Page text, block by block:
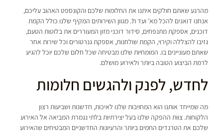
מהרגע שאתם חולקים איתנו את החלומות שלכם והקונספט האהוב עליכם,
אנחנו דואגים להכל מא' ועד ת'. מגוון השירותים המקיף שלנו כולל הקמת
דוכנים, אספקת מתנפחים, סידור דוכני מזון המעוררים את בלוטות הטעם,
גזיבו להצללה וקירוי, הקמת שולחנות, אספקת גנרטורים וכל שירות אחר
שאתם מעוניינים בו. המומחיות שלנו מבטיחה שכל חלום שלכם יוכל להגיע
לרמת הביצוע הטובה ביותר ולאירוע מושלם.
לחדש, לפנק ולהגשים חלומות
מה שמייחד אותנו הוא המחויבות שלנו לאיכות, חדשנות ושביעות רצון
הלקוחות. צוות ההפקה שלנו בעל יצירתיות בלתי נגמרת המביאה אל האירוע
שלכם את הטרנדים החמים ביותר והרעיונות החדשניים המבטיחים שהאירוע